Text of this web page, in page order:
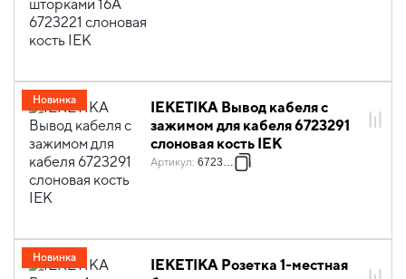
IEKETIKA Вывод кабеля с
зажимом для кабеля 6723291
слоновая кость IEK
Артикул: 6723291
Новинка
IEKETIKA Розетка 1-местная
Новинка